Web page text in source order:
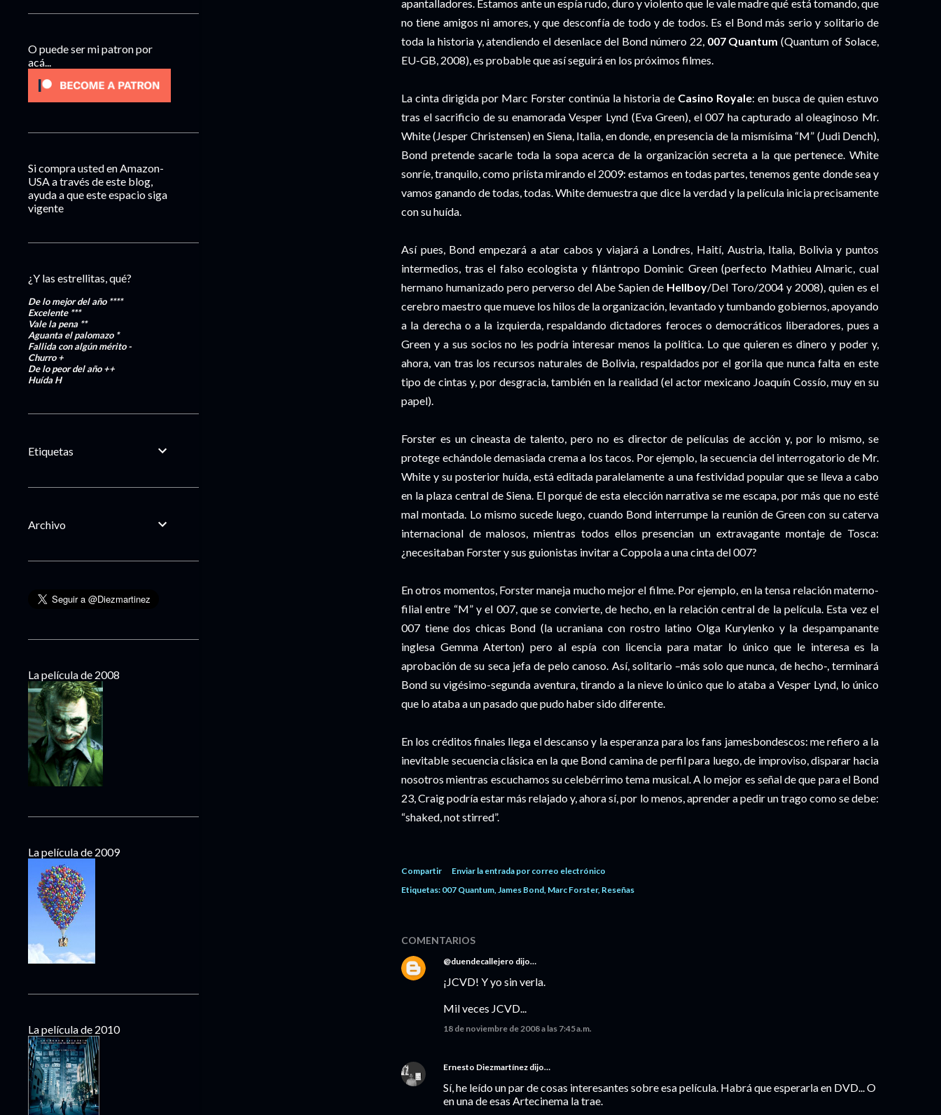
apantalladores. Estamos ante un espía rudo, duro y violento que le vale madre qué está tomando, que
no tiene amigos ni amores, y que desconfía de todo y de todos. Es el Bond más serio y solitario de
toda la historia y, atendiendo el desenlace del Bond número 22, 007 Quantum (Quantum of Solace,
EU-GB, 2008), es probable que así seguirá en los próximos filmes.
La cinta dirigida por Marc Forster continúa la historia de Casino Royale: en busca de quien estuvo
tras el sacrificio de su enamorada Vesper Lynd (Eva Green), el 007 ha capturado al oleaginoso Mr.
White (Jesper Christensen) en Siena, Italia, en donde, en presencia de la mismísima “M” (Judi Dench),
Bond pretende sacarle toda la sopa acerca de la organización secreta a la que pertenece. White
sonríe, tranquilo, como priísta mirando el 2009: estamos en todas partes, tenemos gente donde sea y
vamos ganando de todas, todas. White demuestra que dice la verdad y la película inicia precisamente
con su huída.
Así pues, Bond empezará a atar cabos y viajará a Londres, Haití, Austria, Italia, Bolivia y puntos
intermedios, tras el falso ecologista y filántropo Dominic Green (perfecto Mathieu Almaric, cual
hermano humanizado pero perverso del Abe Sapien de Hellboy/Del Toro/2004 y 2008), quien es el
cerebro maestro que mueve los hilos de la organización, levantado y tumbando gobiernos, apoyando
a la derecha o a la izquierda, respaldando dictadores feroces o democráticos liberadores, pues a
Green y a sus socios no les podría interesar menos la política. Lo que quieren es dinero y poder y,
ahora, van tras los recursos naturales de Bolivia, respaldados por el gorila que nunca falta en este
tipo de cintas y, por desgracia, también en la realidad (el actor mexicano Joaquín Cossío, muy en su
papel).
Forster es un cineasta de talento, pero no es director de películas de acción y, por lo mismo, se
protege echándole demasiada crema a los tacos. Por ejemplo, la secuencia del interrogatorio de Mr.
White y su posterior huída, está editada paralelamente a una festividad popular que se lleva a cabo
en la plaza central de Siena. El porqué de esta elección narrativa se me escapa, por más que no esté
mal montada. Lo mismo sucede luego, cuando Bond interrumpe la reunión de Green con su caterva
internacional de malosos, mientras todos ellos presencian un extravagante montaje de Tosca:
¿necesitaban Forster y sus guionistas invitar a Coppola a una cinta del 007?
En otros momentos, Forster maneja mucho mejor el filme. Por ejemplo, en la tensa relación materno-
filial entre “M” y el 007, que se convierte, de hecho, en la relación central de la película. Esta vez el
007 tiene dos chicas Bond (la ucraniana con rostro latino Olga Kurylenko y la despampanante
inglesa Gemma Aterton) pero al espía con licencia para matar lo único que le interesa es la
aprobación de su seca jefa de pelo canoso. Así, solitario –más solo que nunca, de hecho-, terminará
Bond su vigésimo-segunda aventura, tirando a la nieve lo único que lo ataba a Vesper Lynd, lo único
que lo ataba a un pasado que pudo haber sido diferente.
En los créditos finales llega el descanso y la esperanza para los fans jamesbondescos: me refiero a la
inevitable secuencia clásica en la que Bond camina de perfil para luego, de improviso, disparar hacia
nosotros mientras escuchamos su celebérrimo tema musical. A lo mejor es señal de que para el Bond
23, Craig podría estar más relajado y, ahora sí, por lo menos, aprender a pedir un trago como se debe:
“shaked, not stirred”.
Compartir
Enviar la entrada por correo electrónico
Etiquetas: 007 Quantum James Bond Marc Forster Reseñas
COMENTARIOS
@duendecallejero dijo…
¡JCVD! Y yo sin verla.
Mil veces JCVD...
18 de noviembre de 2008 a las 7:45 a.m.
Ernesto Diezmartínez dijo…
Sí, he leído un par de cosas interesantes sobre esa película. Habrá que esperarla en DVD... O
en una de esas Artecinema la trae.
O puede ser mi patron por
acá...
Si compra usted en Amazon-
USA a través de este blog,
ayuda a que este espacio siga
vigente
¿Y las estrellitas, qué?
De lo mejor del año ****
Excelente***
Vale la pena **
Aguanta el palomazo *
Fallida con algún mérito-
Churro+
De lo peor del año++
HuídaH
Etiquetas
Archivo
La película de 2008
La película de 2009
La película de 2010